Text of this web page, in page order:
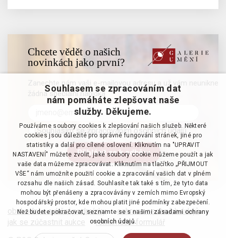
Chcete vědět o našich
novinkách jako první?
Zanechte nám vaši e-mailovou adresu a už vám neunikne
žádná speciální nabídka
Souhlasím se zpracováním osobních údajů
obchodní a aukční podmínky · ochrana osobních údajů ·
jak se zúčastnit aukce · reklamační formulář
Souhlasem se zpracováním dat
nám pomáháte zlepšovat naše
služby. Děkujeme.
Používáme soubory cookies k zlepšování našich služeb. Některé
cookies jsou důležité pro správné fungování stránek, jiné pro
statistiky a další pro cílené oslovení. Kliknutím na "UPRAVIT
NASTAVENÍ" můžete zvolit, jaké soubory cookie můžeme použít a jak
vaše data můžeme zpracovávat. Kliknutím na tlačítko „PŘIJMOUT
VŠE“ nám umožníte použití cookie a zpracování vašich dat v plném
rozsahu dle našich zásad. Souhlasíte tak také s tím, že tyto data
mohou být přenášeny a zpracovávány v zemích mimo Evropský
hospodářský prostor, kde mohou platit jiné podmínky zabezpečení.
Než budete pokračovat, seznamte se s našimizásadami ochrany
osobních údajů.